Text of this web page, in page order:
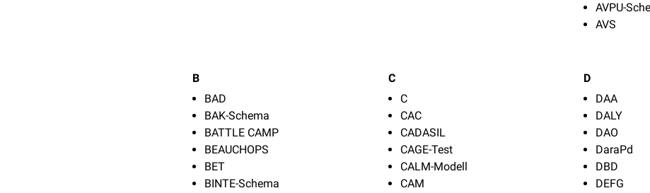
AVPU-
AVS
B
BAD
BAK-Schema
BATTLE CAMP
BEAUCHOPS
BET
BINTE-Schema
C
C
CAC
CADASIL
CAGE-Test
CALM-Modell
CAM
D
DAA
DALY
DAO
DaraPd
DBD
DEFG